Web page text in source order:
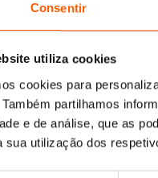
Consentir
utiliza cookies
cookies para
Também partilhamos
e de análise, que as
sua utilização dos
21,95€O
19,76€O